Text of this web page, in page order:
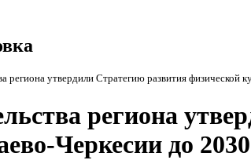
региона утвердили Стратегию развития физической
региона
Черкесии до